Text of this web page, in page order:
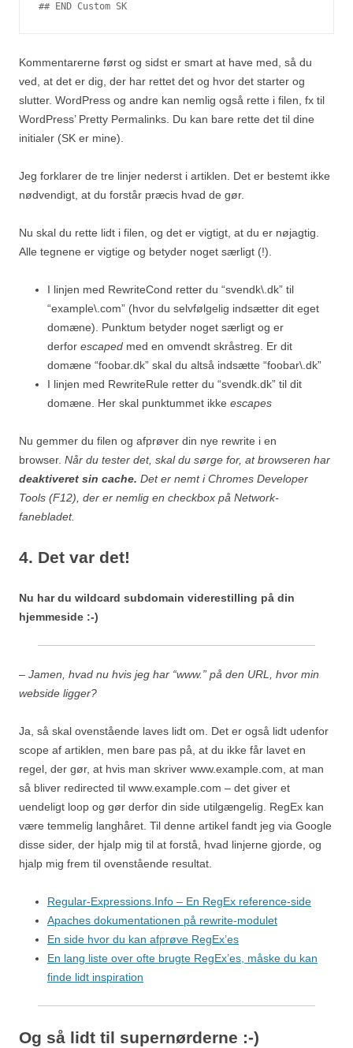
## END Custom SK
Kommentarerne først og sidst er smart at have med, så du
ved, at det er dig, der har rettet det og hvor det starter og
slutter. WordPress og andre kan nemlig også rette i filen, fx til
WordPress’ Pretty Permalinks. Du kan bare rette det til dine
initialer (SK er mine).
Jeg forklarer de tre linjer nederst i artiklen. Det er bestemt ikke
nødvendigt, at du forstår præcis hvad de gør.
Nu skal du rette lidt i filen, og det er vigtigt, at du er nøjagtig.
Alle tegnene er vigtige og betyder noget særligt (!).
I linjen med RewriteCond retter du “svendk\.dk” til
“example\.com” (hvor du selvfølgelig indsætter dit eget
domæne). Punktum betyder noget særligt og er
derfor escaped med en omvendt skråstreg. Er dit
domæne “foobar.dk” skal du altså indsætte “foobar\.dk”
I linjen med RewriteRule retter du “svendk.dk” til dit
domæne. Her skal punktummet ikke escapes
Nu gemmer du filen og afprøver din nye rewrite i en
browser. Når du tester det, skal du sørge for, at browseren har
deaktiveret sin cache. Det er nemt iChromes Developer
Tools (F12), der er nemlig en checkbox på Network-
fanebladet.
4. Det var det!
Nu har du wildcard subdomain viderestilling på din
hjemmeside :-)
– Jamen, hvad nu hvis jeg har “www.” på den URL, hvor min
webside ligger?
Ja, så skal ovenstående laves lidt om. Det er også lidt udenfor
scope af artiklen, men bare pas på, at du ikke får lavet en
regel, der gør, at hvis man skriver www.example.com, at man
så bliver redirected til www.example.com – det giver et
uendeligt loop og gør derfor din side utilgængelig. RegEx kan
være temmelig langhåret. Til denne artikel fandt jeg via Google
disse sider, der hjalp mig til at forstå, hvad linjerne gjorde, og
hjalp mig frem til ovenstående resultat.
Regular-Expressions.Info – En RegEx reference-side
Apaches dokumentationen på rewrite-modulet
En side hvor du kan afprøve RegEx’es
En lang liste over ofte brugte RegEx’es, måske du kan
finde lidt inspiration
Og så lidt til supernørderne :-)